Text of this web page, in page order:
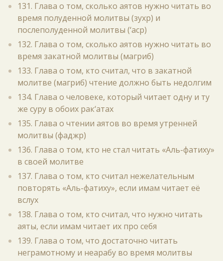
131. Глава о том, сколько аятов нужно читать во
время полуденной молитвы (зухр) и
послеполуденной молитвы (‘аср)
132. Глава о том, сколько аятов нужно читать во
время закатной молитвы (магриб)
133. Глава о том, кто считал, что в закатной
молитве (магриб) чтение должно быть недолгим
134. Глава о человеке, который читает одну и ту
же суру в обоих рак‘атах
135. Глава о чтении аятов во время утренней
молитвы (фаджр)
136. Глава о том, кто не стал читать «Аль-фатиху»
в своей молитве
137. Глава о том, кто считал нежелательным
повторять «Аль-фатиху», если имам читает её
вслух
138. Глава о том, кто считал, что нужно читать
аяты, если имам читает их про себя
139. Глава о том, что достаточно читать
неграмотному и неарабу во время молитвы